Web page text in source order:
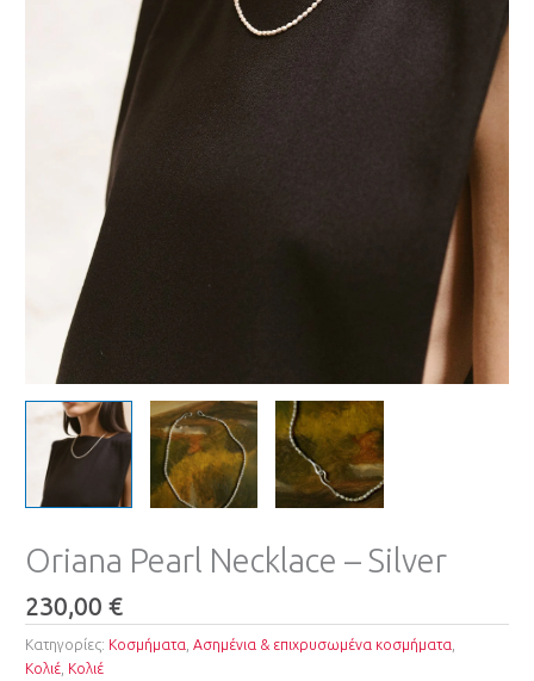
Oriana Pearl Necklace – Silver
230,00€
Κατηγορίες: Κοσμήματα ,Ασημένια & επιχρυσωμένα κοσμήματα
Κολιέ Κολιέ